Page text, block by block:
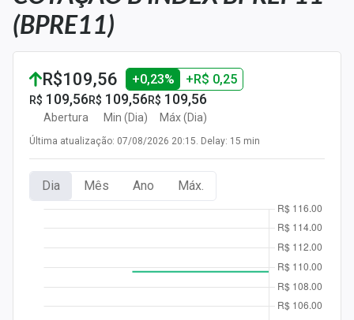
Money Trader
Últimas Notícias
Newsletters
Cotações
Comprar ou vender?
Carteiras Recomendadas
(BPRE11)
R$109,56 +0,23% +R$ 0,25
R$ 109,56
Abertura
R$ 109,56
Min (Dia)
R$ 109,56
Máx (Dia)
Última atualização: 07/08/2026 20:15. Delay: 15 min
Dia Mês Ano Máx.